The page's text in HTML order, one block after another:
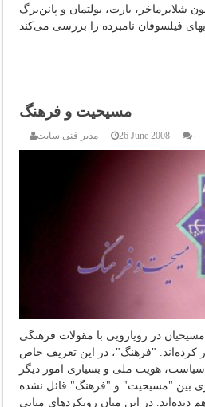
شلایرماخر، بارت، بولتمان و پانن‌برگ
مسیحیت و فرهنگ
مدیر فنی سایت 26 June 2008 ۰
در رویارویی با مقولات فرهنگی
كرده‌اند. "فرهنگ"، در این تعریف خاص
سیاست، هویت ملی و بسیاری امور دیگر
بین "مسیحیت" و "فرهنگ" قائل نشده
دیده‌اند. در این میان رویكردهای میانی‌